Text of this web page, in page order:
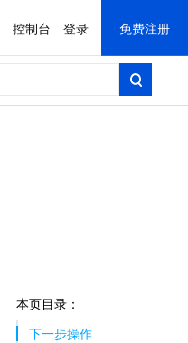
控制台 登录 免费注册
本页目录：
下一步操作